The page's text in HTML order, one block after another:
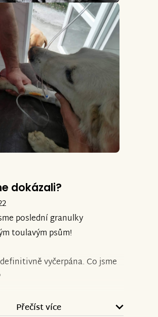
dokázali?
poslední granulky
toulavým psům!
vyčerpána. Co jsme
900 kg krmiva
Přečíst více